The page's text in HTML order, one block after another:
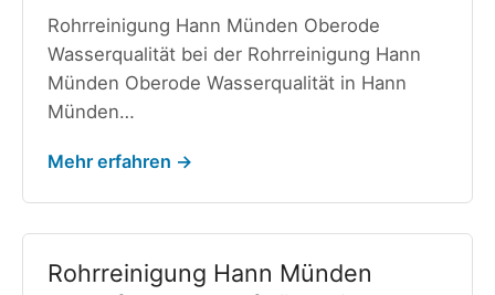
Rohrreinigung Hann Münden Oberode
Wasserqualität bei der Rohrreinigung Hann
Münden Oberode Wasserqualität in Hann
Münden…
Mehr erfahren →
Rohrreinigung Hann Münden